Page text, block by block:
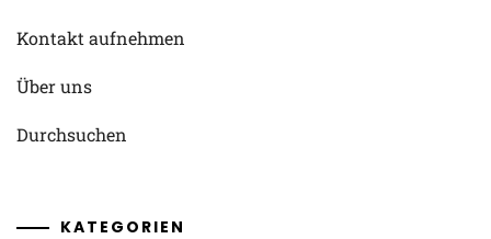
Kontakt aufnehmen
Über uns
Durchsuchen
KATEGORIEN